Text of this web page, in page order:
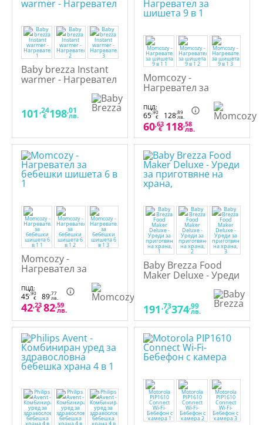
Baby brezza Instant
warmer - Нагревател
101,24
€ 198,01
лв.
Momcozy -
Нагревател за
шишета 9 в 1
ПЦД:
65,90
€ 128,89
лв.
60,63
€ 118,58
лв.
Momcozy -
Нагревател за
бебешки шишета 6 в
1
ПЦД:
45,90
€ 89,77
лв.
42,23
€ 82,59
лв.
Baby Brezza Food
Maker Deluxe - Уреди
за приготвяне на
191,73
€ 374,99
лв.